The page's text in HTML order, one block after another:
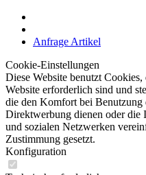
Anfrage Artikel
Cookie-Einstellungen
Diese Website benutzt
Website erforderlich sind und
die den Komfort bei Benutzung
Direktwerbung dienen oder die
und sozialen Netzwerken
Zustimmung gesetzt.
Konfiguration